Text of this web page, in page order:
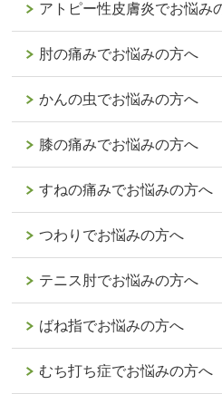
アトピー性皮膚炎でお悩み
肘の痛みでお悩みの方へ
かんの虫でお悩みの方へ
膝の痛みでお悩みの方へ
すねの痛みでお悩みの方へ
つわりでお悩みの方へ
テニス肘でお悩みの方へ
ばね指でお悩みの方へ
むち打ち症でお悩みの方へ